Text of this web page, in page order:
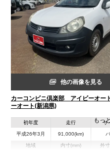
他の画像を見る
カーコンビニ倶楽部 アイビーオー
ーオート(新潟県)
初年度
平成26年3月
走行
91,000(km)
サ
地域 内寸(mm) 外
もっ